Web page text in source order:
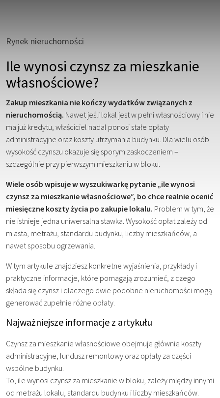
Rynek nieruchomości
Ile wynosi czynsz za mieszkanie
własnościowe?
Zakup mieszkania nie kończy wydatków związanych z
nieruchomością. Nawet jeśli lokal jest w pełni własnościowy i nie
ma już kredytu, właściciel nadal ponosi stałe opłaty
administracyjne oraz koszty utrzymania budynku. Dla wielu osób
wysokość czynszu okazuje się sporym zaskoczeniem –
szczególnie przy pierwszym mieszkaniu w bloku.
Wiele osób wpisuje w wyszukiwarkę pytanie „ile wynosi
czynsz za mieszkanie własnościowe”, bo chce realnie ocenić
miesięczne koszty życia po zakupie lokalu. Problem w tym, że
nie istnieje jedna uniwersalna stawka. Wysokość opłat zależy od
miasta, metrażu, standardu budynku, liczby mieszkańców, a
nawet sposobu ogrzewania.
W tym artykule znajdziesz konkretne wyjaśnienia, przykłady i
praktyczne informacje, które pomagają zrozumieć, z czego
składa się czynsz i dlaczego dwie podobne nieruchomości mogą
generować zupełnie różne opłaty.
Najważniejsze informacje z artykułu
Czynsz za mieszkanie własnościowe obejmuje głównie koszty
administracyjne, fundusz remontowy oraz opłaty za części
wspólne budynku.
To, ile wynosi czynsz za mieszkanie w bloku, zależy między innymi
od metrażu lokalu, standardu budynku i liczby mieszkańców.